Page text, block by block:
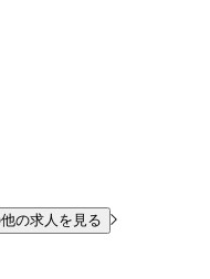
の求人を見る